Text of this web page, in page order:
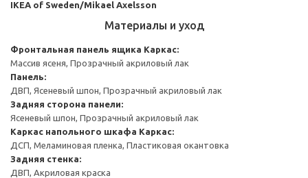
IKEA of Sweden/Mikael Axelsson
Материалы и уход
Фронтальная панель ящика Каркас:
Массив ясеня, Прозрачный акриловый лак
Панель:
ДВП, Ясеневый шпон, Прозрачный акриловый лак
Задняя сторона панели:
Ясеневый шпон, Прозрачный акриловый лак
Каркас напольного шкафа Каркас:
ДСП, Меламиновая пленка, Пластиковая окантовка
Задняя стенка:
ДВП, Акриловая краска